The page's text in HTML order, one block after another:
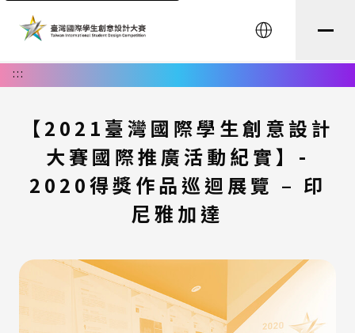
English
:::
【2021臺灣國際學生創意設計
大賽國際推廣活動紀實】-
2020得獎作品巡迴展覽 – 印
尼雅加達